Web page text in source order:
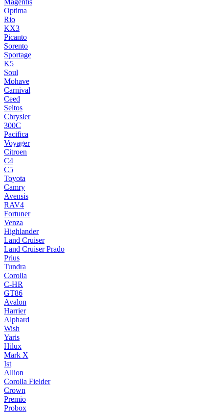
Magentis
Optima
Rio
KX3
Picanto
Sorento
Sportage
K5
Soul
Mohave
Carnival
Ceed
Seltos
Chrysler
300C
Pacifica
Voyager
Citroen
C4
C5
Toyota
Camry
Avensis
RAV4
Fortuner
Venza
Highlander
Land Cruiser
Land Cruiser Prado
Prius
Tundra
Corolla
C-HR
GT86
Avalon
Harrier
Alphard
Wish
Yaris
Hilux
Mark X
Ist
Allion
Corolla Fielder
Crown
Premio
Probox